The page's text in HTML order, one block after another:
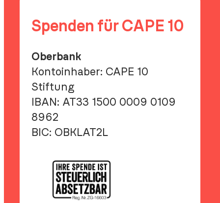
Spenden für CAPE 10
Oberbank
Kontoinhaber: CAPE 10
Stiftung
IBAN: AT33 1500 0009 0109
8962
BIC: OBKLAT2L